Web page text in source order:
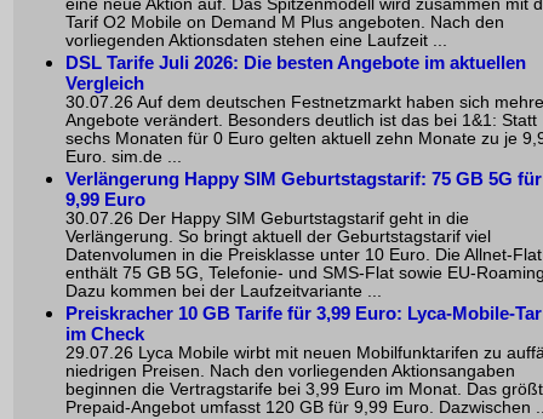
eine neue Aktion auf. Das Spitzenmodell wird zusammen mit
Tarif O2 Mobile on Demand M Plus angeboten. Nach den
vorliegenden Aktionsdaten stehen eine Laufzeit ...
DSL Tarife Juli 2026: Die besten Angebote im aktuellen
Vergleich
30.07.26 Auf dem deutschen Festnetzmarkt haben sich
Angebote verändert. Besonders deutlich ist das bei 1&1: Statt
sechs Monaten für 0 Euro gelten aktuell zehn Monate zu je
Euro. sim.de ...
Verlängerung Happy SIM Geburtstagstarif: 75 GB 5G für
9,99 Euro
30.07.26 Der Happy SIM Geburtstagstarif geht in die
Verlängerung. So bringt aktuell der Geburtstagstarif viel
Datenvolumen in die Preisklasse unter 10 Euro. Die Allnet-Flat
enthält 75 GB 5G, Telefonie- und SMS-Flat sowie EU-
Dazu kommen bei der Laufzeitvariante ...
Preiskracher 10 GB Tarife für 3,99 Euro: Lyca-Mobile-
im Check
29.07.26 Lyca Mobile wirbt mit neuen Mobilfunktarifen zu
niedrigen Preisen. Nach den vorliegenden Aktionsangaben
beginnen die Vertragstarife bei 3,99 Euro im Monat. Das
Prepaid-Angebot umfasst 120 GB für 9,99 Euro. Dazwischen